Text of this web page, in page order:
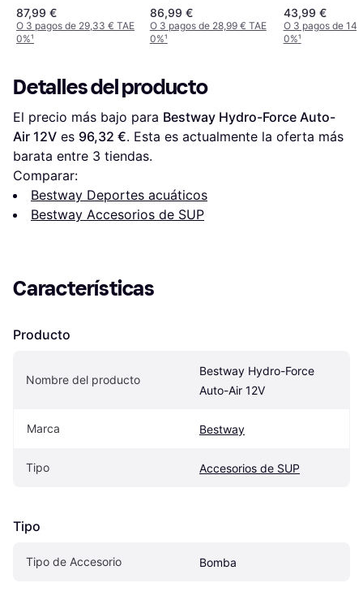
87,99 €
O 3 pagos de 29,33 € TAE
0%¹
86,99 €
O 3 pagos de 28,99 € TAE
0%¹
43,99 €
O 3 pagos de
0%¹
Detalles del producto
El precio más bajo para Bestway Hydro-Force Auto-
Air 12V es 96,32 €. Esta es actualmente la oferta más
barata entre 3 tiendas.
Comparar:
Bestway Deportes acuáticos
Bestway Accesorios de SUP
Características
Producto
Nombre del producto
Bestway Hydro-Force
Auto-Air 12V
Marca Bestway
Tipo Accesorios de SUP
Tipo
Tipo de Accesorio Bomba